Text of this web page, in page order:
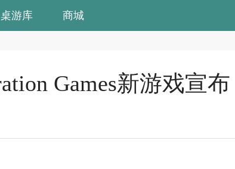
桌游库 商城
Games新游戏宣